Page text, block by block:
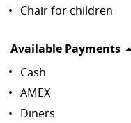
Chair for children
Available Payments
Cash
AMEX
Diners